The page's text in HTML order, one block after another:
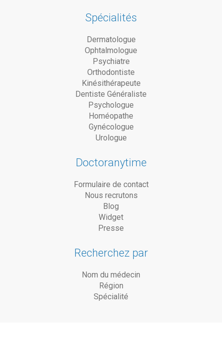
Spécialités
Dermatologue
Ophtalmologue
Psychiatre
Orthodontiste
Kinésithérapeute
Dentiste Généraliste
Psychologue
Homéopathe
Gynécologue
Urologue
Doctoranytime
Formulaire de contact
Nous recrutons
Blog
Widget
Presse
Recherchez par
Nom du médecin
Région
Spécialité